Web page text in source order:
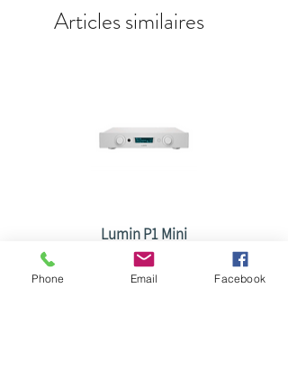
Articles similaires
Lumin P1 Mini
Prix
5 900,00 €
Phone Email Facebook